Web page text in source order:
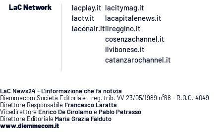
Lacapitalenews.it
Ilvibonese.it
Catanzarochannel.it
LaC Network
lacplay.it
lactv.it
laconair.it
lacitymag.it
lacapitalenews.it
ilreggino.it
cosenzachannel.it
ilvibonese.it
catanzarochannel.it
LaC News24 - L’informazione che fa notizia
Diemmecom Società Editoriale - reg. trib. VV 23/05/1989 n°68 - R.O.C. 4049
Direttore Responsabile Francesco Laratta
Vicedirettore Enrico De GirolamoePablo Petrasso
Direttore Editoriale Maria Grazia Falduto
www.diemmecom.it